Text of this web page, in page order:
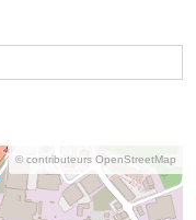
© contributeurs OpenStreetMap